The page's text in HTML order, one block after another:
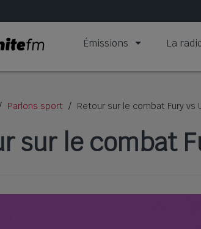
Émissions La
Parlons sport Retour sur le combat Fury vs
sur le combat